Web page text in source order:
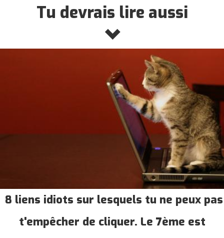
Tu devrais lire aussi
8 liens idiots sur lesquels tu ne peux pas
t'empêcher de cliquer. Le 7ème est